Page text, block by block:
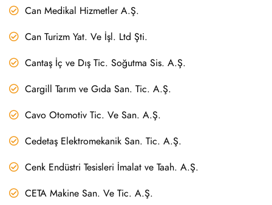
Can Medikal Hizmetler A.Ş.
Can Turizm Yat. Ve İşl. Ltd Şti.
Cantaş İç ve Dış Tic. Soğutma Sis. A.Ş.
Cargill Tarım ve Gıda San. Tic. A.Ş.
Cavo Otomotiv Tic. Ve San. A.Ş.
Cedetaş Elektromekanik San. Tic. A.Ş.
Cenk Endüstri Tesisleri İmalat ve Taah. A.Ş.
CETA Makine San. Ve Tic. A.Ş.